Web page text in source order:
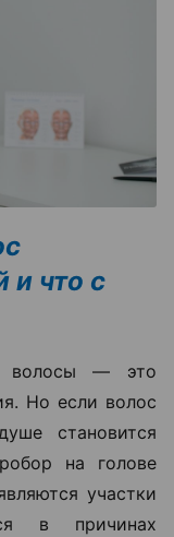
и что с
волосы — это
Но если волос
становится
на голове
участки
в причинах